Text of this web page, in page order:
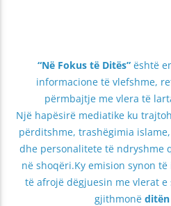
“Në Fokus të Ditës”është
informacione të vlefshme,
përmbajtje me vlera të
Një hapësirë mediatike ku
përditshme, trashëgimia
dhe personalitete të ndryshme
në shoqëri.Ky emision synon
të afrojë dëgjuesin me vlerat
gjithmonë